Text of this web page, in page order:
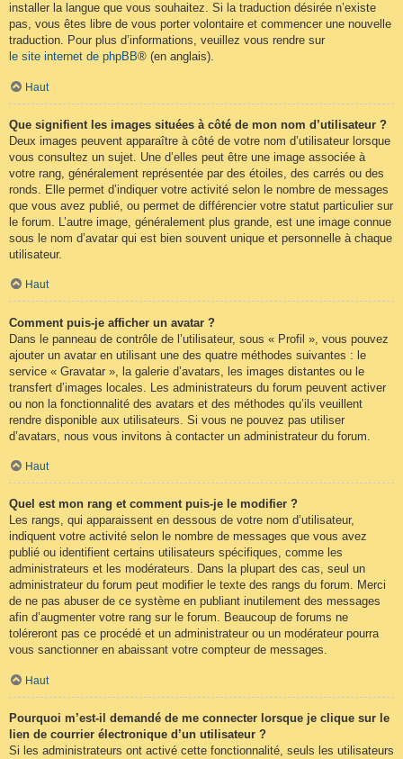
installer la langue que vous souhaitez. Si la traduction désirée n’existe
pas, vous êtes libre de vous porter volontaire et commencer une nouvelle
traduction. Pour plus d’informations, veuillez vous rendre sur
le site internet de phpBB® (en anglais).
Haut
Que signifient les images situées à côté de mon nom d’utilisateur ?
Deux images peuvent apparaître à côté de votre nom d’utilisateur lorsque
vous consultez un sujet. Une d’elles peut être une image associée à
votre rang, généralement représentée par des étoiles, des carrés ou des
ronds. Elle permet d’indiquer votre activité selon le nombre de messages
que vous avez publié, ou permet de différencier votre statut particulier sur
le forum. L’autre image, généralement plus grande, est une image connue
sous le nom d’avatar qui est bien souvent unique et personnelle à chaque
utilisateur.
Haut
Comment puis-je afficher un avatar ?
Dans le panneau de contrôle de l’utilisateur, sous « Profil », vous pouvez
ajouter un avatar en utilisant une des quatre méthodes suivantes : le
service « Gravatar », la galerie d’avatars, les images distantes ou le
transfert d’images locales. Les administrateurs du forum peuvent activer
ou non la fonctionnalité des avatars et des méthodes qu’ils veuillent
rendre disponible aux utilisateurs. Si vous ne pouvez pas utiliser
d’avatars, nous vous invitons à contacter un administrateur du forum.
Haut
Quel est mon rang et comment puis-je le modifier ?
Les rangs, qui apparaissent en dessous de votre nom d’utilisateur,
indiquent votre activité selon le nombre de messages que vous avez
publié ou identifient certains utilisateurs spécifiques, comme les
administrateurs et les modérateurs. Dans la plupart des cas, seul un
administrateur du forum peut modifier le texte des rangs du forum. Merci
de ne pas abuser de ce système en publiant inutilement des messages
afin d’augmenter votre rang sur le forum. Beaucoup de forums ne
toléreront pas ce procédé et un administrateur ou un modérateur pourra
vous sanctionner en abaissant votre compteur de messages.
Haut
Pourquoi m’est-il demandé de me connecter lorsque je clique sur le
lien de courrier électronique d’un utilisateur ?
Si les administrateurs ont activé cette fonctionnalité, seuls les utilisateurs